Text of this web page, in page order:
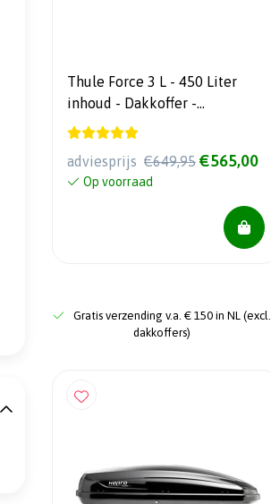
Thule Force 3 L - 450 Liter
inhoud - Dakkoffer -
TESTWINNAAR ANWB
adviesprijs €649,95 €565,00
Op voorraad
Gratis verzending v.a. € 150 in NL (excl.
dakkoffers)